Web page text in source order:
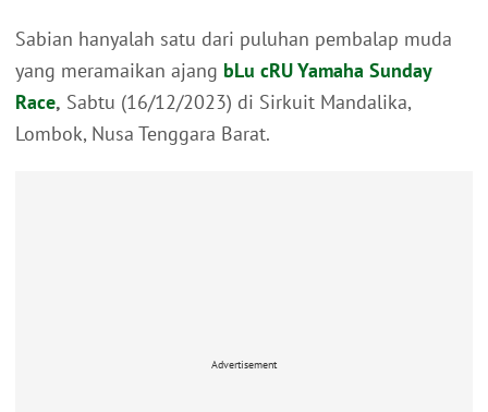
Sabian hanyalah satu dari puluhan pembalap muda
yang meramaikan ajang bLu cRU Yamaha Sunday
Race, Sabtu (16/12/2023) di Sirkuit Mandalika,
Lombok, Nusa Tenggara Barat.
Advertisement